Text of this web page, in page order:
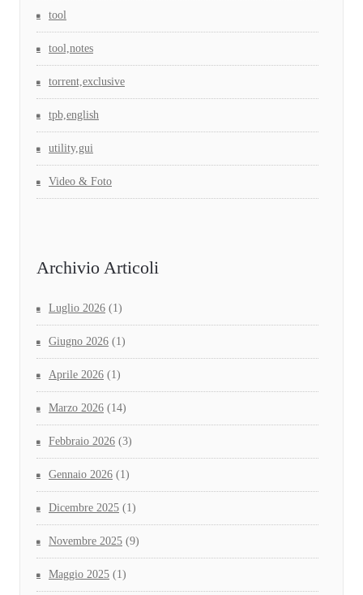
tool
tool,notes
torrent,exclusive
tpb,english
utility,gui
Video & Foto
Archivio Articoli
Luglio 2026 (1)
Giugno 2026 (1)
Aprile 2026 (1)
Marzo 2026 (14)
Febbraio 2026 (3)
Gennaio 2026 (1)
Dicembre 2025 (1)
Novembre 2025 (9)
Maggio 2025 (1)